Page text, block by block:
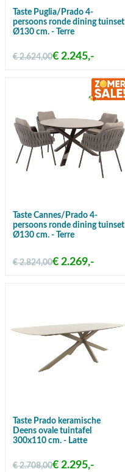
Taste Puglia/Prado 4-
persoons ronde dining tuinset
Ø130 cm. - Terre
€ 2.624,00€ 2.245,-
Taste Cannes/Prado 4-
persoons ronde dining tuinset
Ø130 cm. - Terre
€ 2.824,00€ 2.269,-
Taste Prado keramische
Deens ovale tuintafel
300x110 cm. - Latte
€ 2.708,00€ 2.295,-